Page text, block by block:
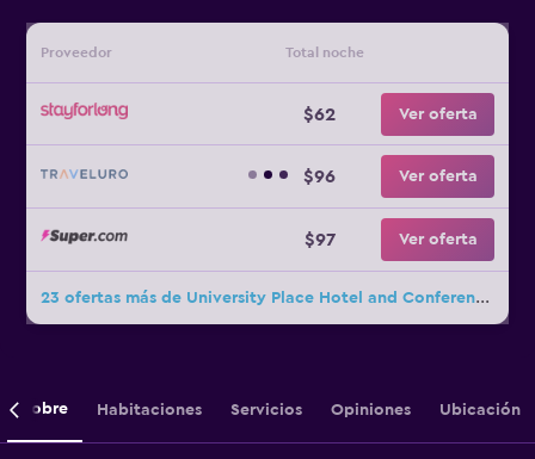
Proveedor Total noche
$62 Ver oferta
$96 Ver oferta
$97 Ver oferta
23 ofertas más de University Place Hotel and Conference Center
Sobre Habitaciones Servicios Opiniones Ubicación